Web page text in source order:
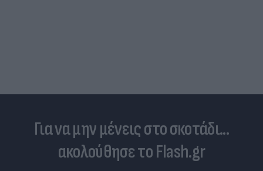
Για να μην μένεις στο σκοτάδι...
ακολούθησε το Flash.gr